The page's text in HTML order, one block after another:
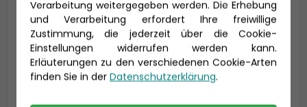
E-Mail *
Verarbeitung weitergegeben werden. Die Erhebung
und Verarbeitung erfordert Ihre freiwillige
Zustimmung, die jederzeit über die Cookie-
Einstellungen widerrufen werden kann.
Erläuterungen zu den verschiedenen Cookie-Arten
finden Sie in der Datenschutzerklärung.